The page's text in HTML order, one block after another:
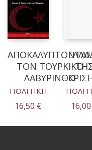
ΑΠΟΚΑΛΥΠΤΟΝΤΑΣ
ΤΟΝ ΤΟΥΡΚΙΚΟ
ΛΑΒΥΡΙΝΘΟ
ΠΟΛΙΤΙΚΗ
16,50 € 16,00